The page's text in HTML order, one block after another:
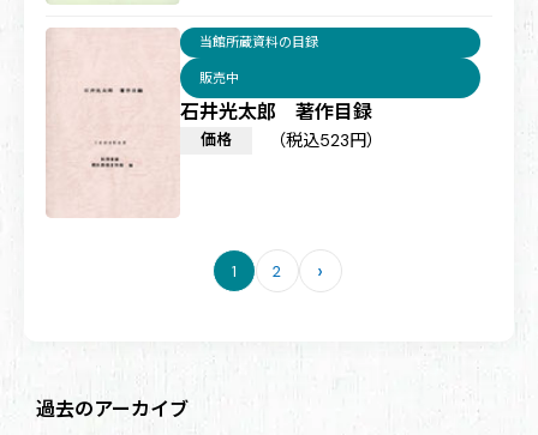
石井光太郎 著作目録
当館所蔵資料の目録
販売中
価格 （税込523円）
ペ 1 2 ›
過去のアーカイブ